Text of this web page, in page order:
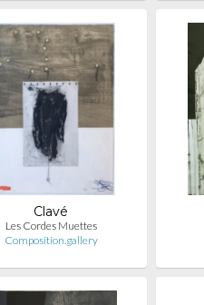
Clavé
Les Cordes Muettes
Composition.gallery